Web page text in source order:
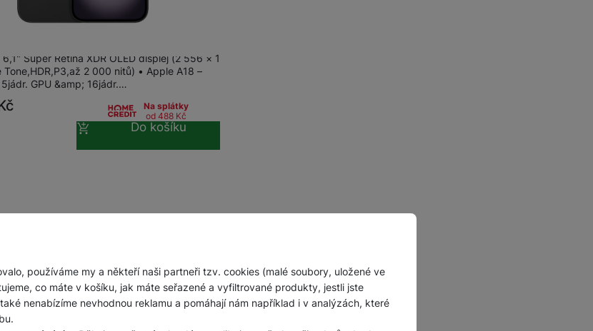
používáme my a někteří naši partneři tzv. cookies (malé soubory, uložené ve
co máte v košíku, jak máte seřazené a vyfiltrované produkty, jestli jste
nenabízíme nevhodnou reklamu a pomáhají nám například i v analýzách, které
Black
6,1" Super Retina XDR OLED displej (2 556 × 1
Tone,HDR,P3,až 2 000 nitů) • Apple A18 –
GPU &amp; 16jádr.…
Na splátky
od 488 Kč
Do košíku